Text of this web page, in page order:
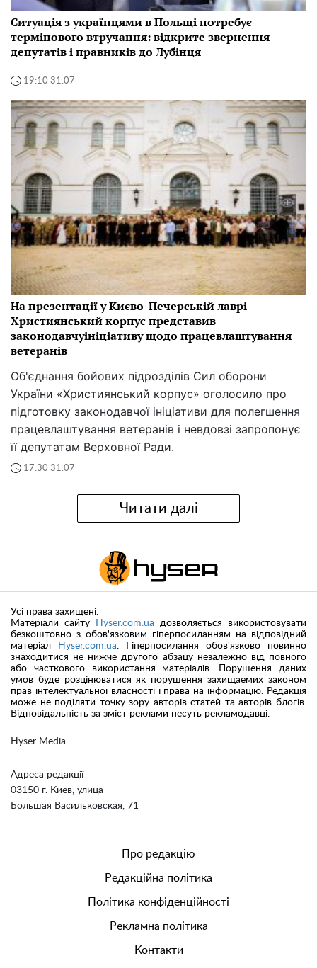
Ситуація з українцями в Польщі потребує
термінового втручання: відкрите звернення
депутатів і правників до Лубінця
19:10 31.07
На презентації у Києво-Печерській лаврі
Християнський корпус представив
законодавчуініціативу щодо працевлаштування
ветеранів
Об'єднання бойових підрозділів Сил оборони
України «Християнський корпус» оголосило про
підготовку законодавчої ініціативи для полегшення
працевлаштування ветеранів і невдовзі запропонує
її депутатам Верховної Ради.
17:30 31.07
Читати далі
Hyser Media
Адреса редакції
03150 г. Киев, улица
Большая Васильковская, 71
Усі права захищені.
Матеріали сайту
Hyser.com.ua дозволяється використовувати
безкоштовно з обов'язковим гіперпосиланням на відповідний
матеріал
Hyser.com.ua. Гіперпосилання обов'язково повинно
знаходитися не нижче другого абзацу незалежно від повного
або часткового використання матеріалів. Порушення даних
умов буде розцінюватися як порушення захищаемих законом
прав інтелектуальної власності і права на інформацію. Редакція
може не поділяти точку зору авторів статей та авторів блогів.
Відповідальність за зміст реклами несуть рекламодавці.
Про редакцію
Редакційна політика
Політика конфіденційності
Рекламна політика
Контакти